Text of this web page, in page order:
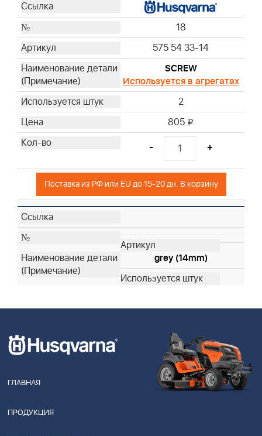
18
575 54 33-14
SCREW
Используется в агрегатах
2
805 i
- +
Поставка из РФ или EU до 15-20 дн. В корзину
grey (14mm)
ГЛАВНАЯ
ПРОДУКЦИЯ